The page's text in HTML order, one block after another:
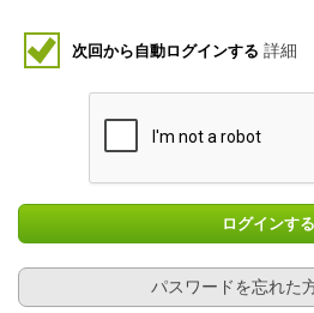
次回から自動ログインする 詳細
ログインする
パスワードを忘れた